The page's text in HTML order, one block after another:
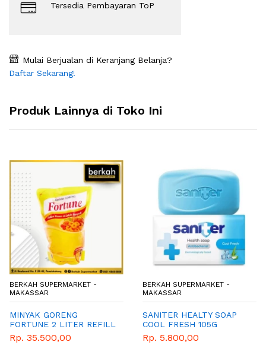
Tersedia Pembayaran ToP
Mulai Berjualan di Keranjang Belanja?
Daftar Sekarang!
Produk Lainnya di Toko Ini
BERKAH SUPERMARKET -
MAKASSAR
MINYAK GORENG
FORTUNE 2 LITER REFILL
Rp. 35.500,00
BERKAH SUPERMARKET -
MAKASSAR
SANITER HEALTY SOAP
COOL FRESH 105G
Rp. 5.800,00